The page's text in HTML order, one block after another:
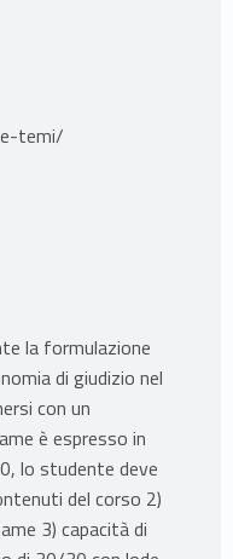
temi/
la formulazione
di giudizio nel
con un
è espresso in
lo studente deve
del corso 2)
3) capacità di